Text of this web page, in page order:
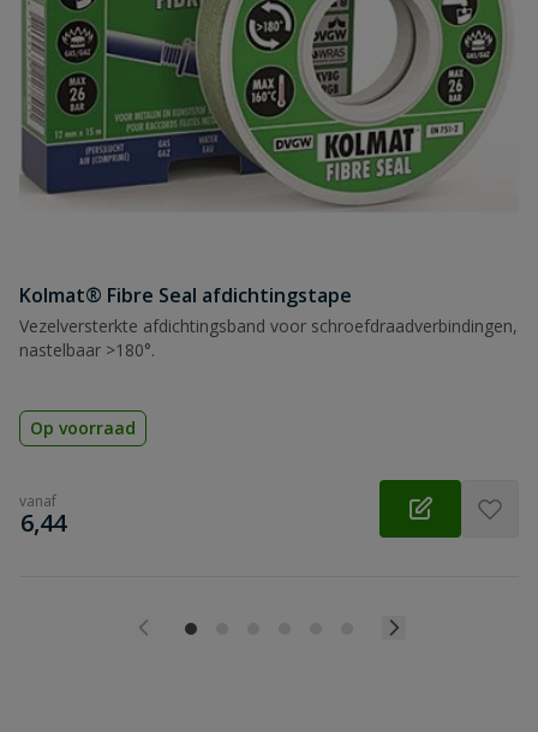
Kolmat® Fibre Seal afdichtingstape
Vezelversterkte afdichtingsband voor schroefdraadverbindingen,
nastelbaar >180°.
Op voorraad
vanaf
€
6,44